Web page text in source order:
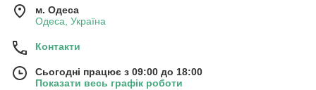
м. Одеса
Одеса, Україна
Контакти
Сьогодні працює з 09:00 до 18:00
Показати весь графік роботи